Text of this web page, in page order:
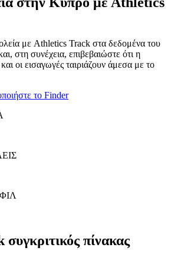
με Athletics Track στα δεδομένα του
στη συνέχεια, επιβεβαιώστε ότι η
οι εισαγωγές ταιριάζουν άμεσα με το
το Finder
πίνακας